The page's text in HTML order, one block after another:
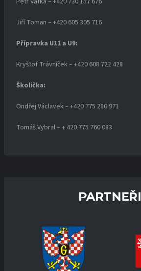
Jiří Toman – +420 605 305 716
Přípravka U11 a U9:
Kryštof Trávníček – +420 608 722 428
Školička:
Ondřej Václavek – +420 775 280 971
Tomáš Vybral – + 420 775 760 083
PARTNEŘI